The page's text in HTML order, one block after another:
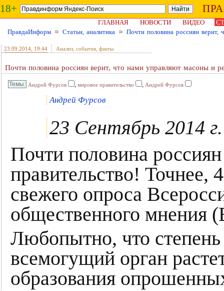
18+
ГЛАВНАЯ НОВОСТИ ВИДЕО
ПравдаИнформ ≈ Статьи, аналитика ≈ Почти половина россиян
23.09.2014 , 19:44 Анализ, события, факты
Почти половина россиян верит, что нами управляют масоны и
Андрей Фурсов , мировое правительство , Андрей Фурсов
Андрей Фурсов
23 Сентябрь 2014
Почти половина
правительство! Точнее,
свежего опроса
общественного
Любопытно, что
всемогущий орган
образования